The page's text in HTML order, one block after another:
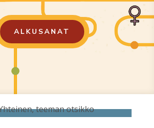
ALKUSANAT